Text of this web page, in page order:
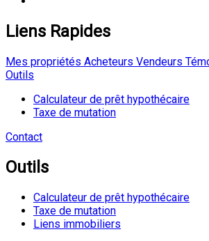
Liens Rapides
Mes propriétés Acheteurs Vendeurs
Outils
Calculateur de prêt hypothécaire
Taxe de mutation
Contact
Outils
Calculateur de prêt hypothécaire
Taxe de mutation
Liens immobiliers